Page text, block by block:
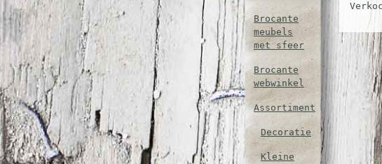
Brocante
meubels
met sfeer
Brocante
webwinkel
Assortiment
Decoratie
Kleine